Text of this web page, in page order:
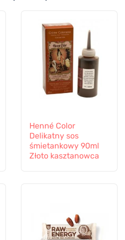
Henné Color
Delikatny sos
śmietankowy 90ml
Złoto kasztanowca